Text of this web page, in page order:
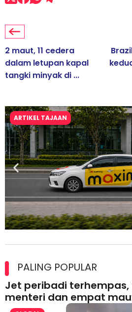
2 maut, 11 cedera
dalam letupan kapal
tangki minyak di ...
ARTIKEL TAJAAN
lesen separuh pertama 2026
PALING POPULAR
Jet peribadi
menteri dan empat